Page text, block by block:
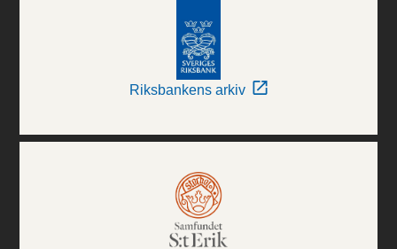
Riksbankens arkiv